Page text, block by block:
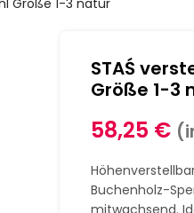
Größe 1-3 natur
STAŚ
Größe 1-3
58,25 €
Buchenholz-
mitwachsend.